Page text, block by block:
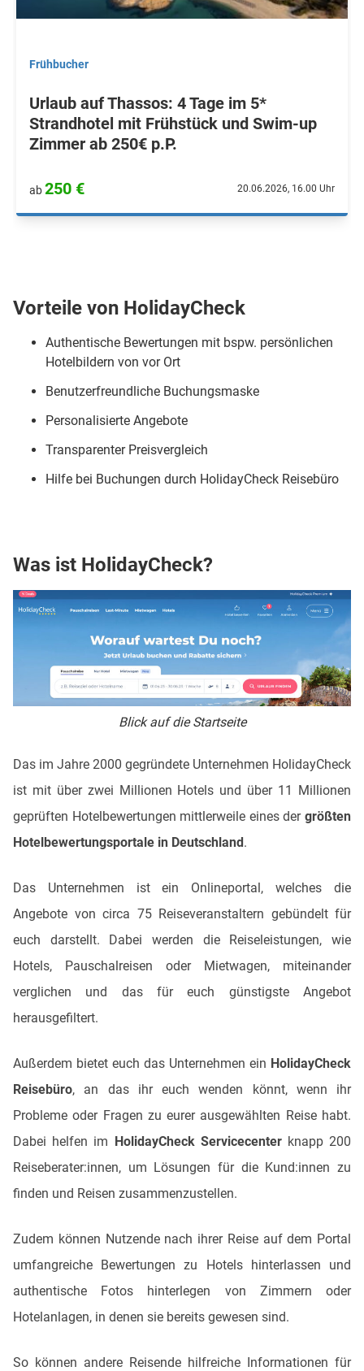
Frühbucher
Urlaub auf Thassos: 4 Tage im 5*
Strandhotel mit Frühstück und Swim-up
Zimmer ab 250€ p.P.
ab250 € 20.06.2026, 16.00 Uhr
Vorteile von HolidayCheck
Authentische Bewertungen mit bspw. persönlichen
Hotelbildern von vor Ort
Benutzerfreundliche Buchungsmaske
Personalisierte Angebote
Transparenter Preisvergleich
Hilfe bei Buchungen durch HolidayCheck Reisebüro
Was ist HolidayCheck?
Blick auf die Startseite
Das im Jahre 2000 gegründete Unternehmen HolidayCheck
ist mit über zwei Millionen Hotels und über 11 Millionen
geprüften Hotelbewertungen mittlerweile eines der größten
Hotelbewertungsportale in Deutschland.
Das Unternehmen ist ein Onlineportal, welches die
Angebote von circa 75 Reiseveranstaltern gebündelt für
euch darstellt. Dabei werden die Reiseleistungen, wie
Hotels, Pauschalreisen oder Mietwagen, miteinander
verglichen und das für euch günstigste Angebot
herausgefiltert.
Außerdem bietet euch das Unternehmen ein HolidayCheck
Reisebüro, an das ihr euch wenden könnt, wenn ihr
Probleme oder Fragen zu eurer ausgewählten Reise habt.
Dabei helfen im HolidayCheck Servicecenterknapp 200
Reiseberater:innen, um Lösungen für die Kund:innen zu
finden und Reisen zusammenzustellen.
Zudem können Nutzende nach ihrer Reise auf dem Portal
umfangreiche Bewertungen zu Hotels hinterlassen und
authentische Fotos hinterlegen von Zimmern oder
Hotelanlagen, in denen sie bereits gewesen sind.
So können andere Reisende hilfreiche Informationen für